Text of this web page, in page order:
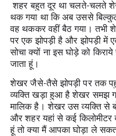
शहर बहुत दूर था चलते-चलते
थक गया था कि अब उससे
वह थककर वहीं बैठ गया। तभी
पर एक झोपड़ी है और झोपड़ी
सोचा क्यों ना इस घोड़े को
जाता हूं।
शेखर जैसे-तैसे झोपड़ी पर तक
व्यक्ति खड़ा हुआ है शेखर समझ
मालिक है। शेखर उस व्यक्ति से
और शहर यहां से कई
हूं तो क्या मैं आपका घोड़ा ले